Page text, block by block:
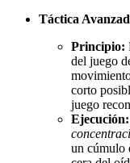
Táctica
Principio:
del juego
corto
juego
Ejecución:
un cúmulo